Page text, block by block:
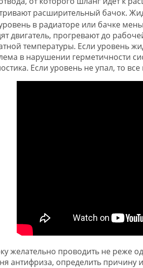
расширительный бачок.
в радиаторе или бачке
двигатель, прогревают до
температуры. Если уровень
в нарушении герметичности
Если уровень не упал, то
желательно проводить не реже
антифриза, определить причину